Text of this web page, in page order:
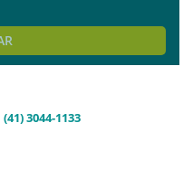
(41) 3044-1133